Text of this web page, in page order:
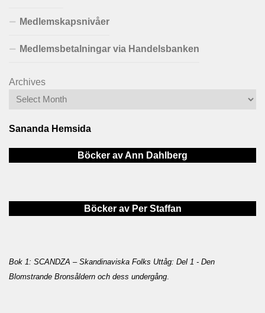
Medlemskapsnivåer
Medlemsbetalningar via Handelsbanken
Archives
Sananda Hemsida
Böcker av Ann Dahlberg
Böcker av Per Staffan
Bok 1: SCANDZA – Skandinaviska Folks Uttåg: Del 1 - Den
Blomstrande Bronsåldern och dess undergång